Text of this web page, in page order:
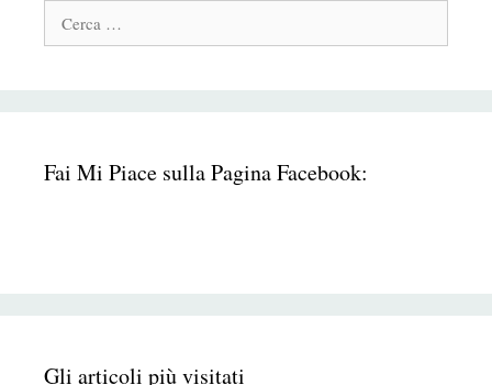
Cerca:
Fai Mi Piace sulla Pagina Facebook:
Gli articoli più visitati